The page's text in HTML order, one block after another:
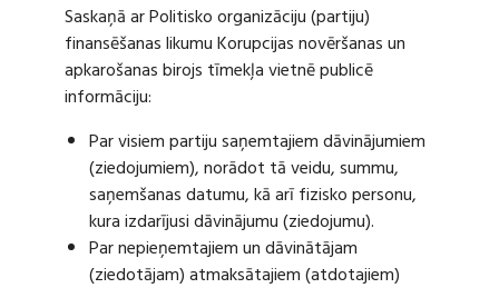
Saskaņā ar Politisko organizāciju (partiju)
finansēšanas likumu Korupcijas novēršanas un
apkarošanas birojs tīmekļa vietnē publicē
informāciju:
Par visiem partiju saņemtajiem dāvinājumiem
(ziedojumiem), norādot tā veidu, summu,
saņemšanas datumu, kā arī fizisko personu,
kura izdarījusi dāvinājumu (ziedojumu).
Par nepieņemtajiem un dāvinātājam
(ziedotājam) atmaksātajiem (atdotajiem)